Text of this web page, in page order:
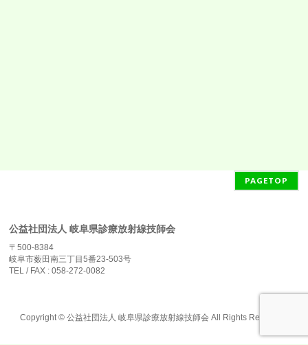
PAGETOP
公益社団法人 岐阜県診療放射線技師会
〒500-8384
岐阜市薮田南三丁目5番23-503号
TEL / FAX : 058-272-0082
Copyright ©公益社団法人 岐阜県診療放射線技師会 All Rights Reserved.